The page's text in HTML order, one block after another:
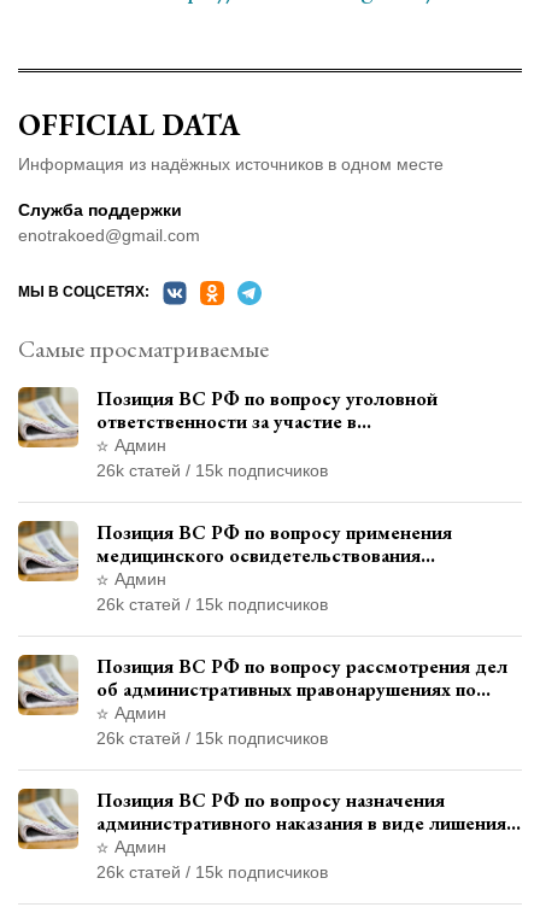
OFFICIAL DATA
Информация из надёжных источников в одном месте
Служба поддержки
enotrakoed@gmail.com
МЫ В СОЦСЕТЯХ:
Самые просматриваемые
Позиция ВС РФ по вопросу уголовной
ответственности за участие в
террористической организации до
официального признания
Админ
26k статей / 15k подписчиков
Позиция ВС РФ по вопросу применения
медицинского освидетельствования
военнослужащих при увольнении с военной
службы
Админ
26k статей / 15k подписчиков
Позиция ВС РФ по вопросу рассмотрения дел
об административных правонарушениях по
месту жительства и сроков давности
привлечения к ответственности
Админ
26k статей / 15k подписчиков
Позиция ВС РФ по вопросу назначения
административного наказания в виде лишения
права управления транспортными средствами
Админ
26k статей / 15k подписчиков